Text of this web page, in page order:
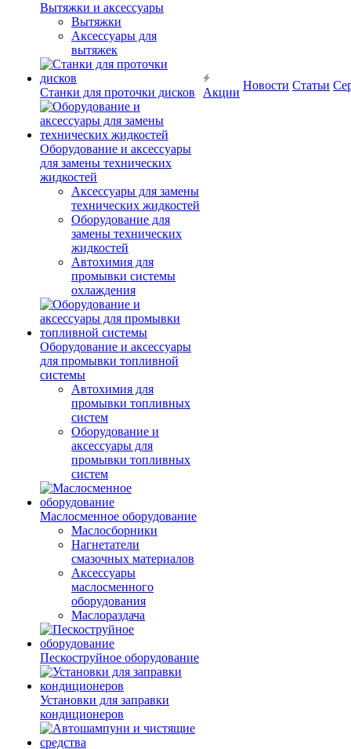
Вытяжки и аксессуары
Вытяжки
Аксессуары для
вытяжек
Станки для проточки дисков
Оборудование и аксессуары
для замены технических
жидкостей
Аксессуары для замены
технических жидкостей
Оборудование для
замены технических
жидкостей
Автохимия для
промывки системы
охлаждения
Оборудование и аксессуары
для промывки топливной
системы
Автохимия для
промывки топливных
систем
Оборудование и
аксессуары для
промывки топливных
систем
Маслосменное оборудование
Маслосборники
Нагнетатели
смазочных материалов
Аксессуары
маслосменного
оборудования
Маслораздача
Пескоструйное оборудование
Установки для заправки
кондиционеров
Акции
Новости Статьи